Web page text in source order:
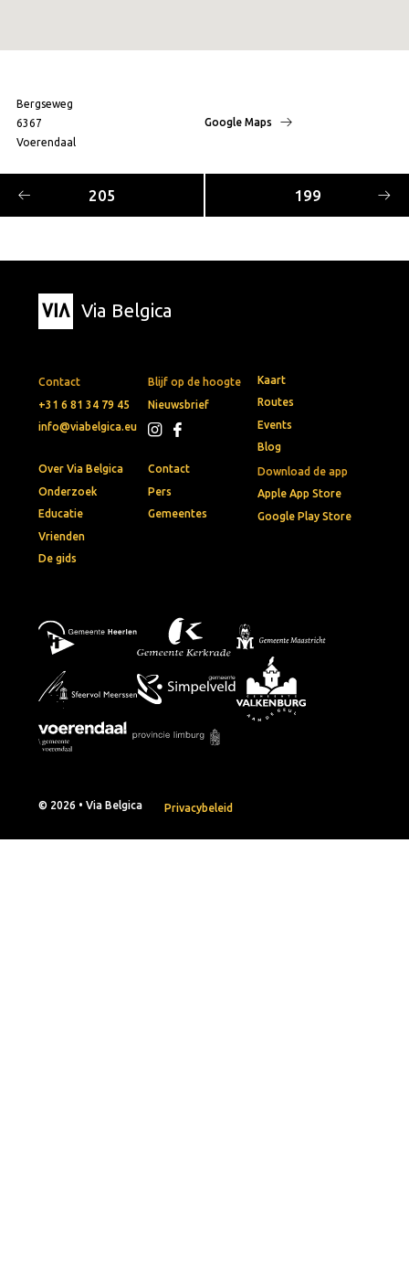
Bergseweg
6367
Voerendaal
Google Maps
205 199
Via Belgica
Contact
+31 6 81 34 79 45
info@viabelgica.eu
Blijf op de hoogte
Nieuwsbrief
Download de app
Apple App Store
Google Play Store
Kaart
Routes
Events
Blog
Over Via Belgica
Onderzoek
Educatie
Vrienden
De gids
Contact
Pers
Gemeentes
© 2026 • Via Belgica Privacybeleid